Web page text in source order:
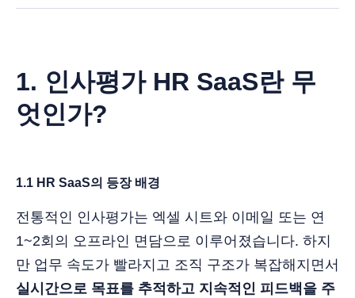
1. 인사평가 HR SaaS란 무
엇인가?
1.1 HR SaaS의 등장 배경
전통적인 인사평가는 엑셀 시트와 이메일 또는 연
1~2회의 오프라인 면담으로 이루어졌습니다. 하지
만 업무 속도가 빨라지고 조직 구조가 복잡해지면서
실시간으로 목표를 추적하고 지속적인 피드백을 주